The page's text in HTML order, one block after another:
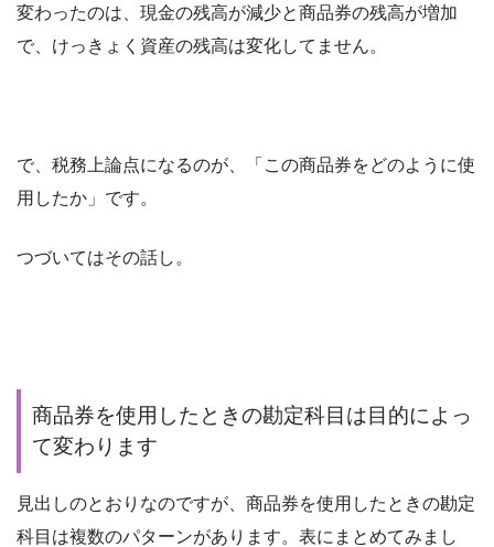
変わったのは、現金の残高が減少と商品券の残高が増加
で、けっきょく資産の残高は変化してません。
で、税務上論点になるのが、「この商品券をどのように使
用したか」です。
つづいてはその話し。
商品券を使用したときの勘定科目は目的によっ
て変わります
見出しのとおりなのですが、商品券を使用したときの勘定
科目は複数のパターンがあります。表にまとめてみまし